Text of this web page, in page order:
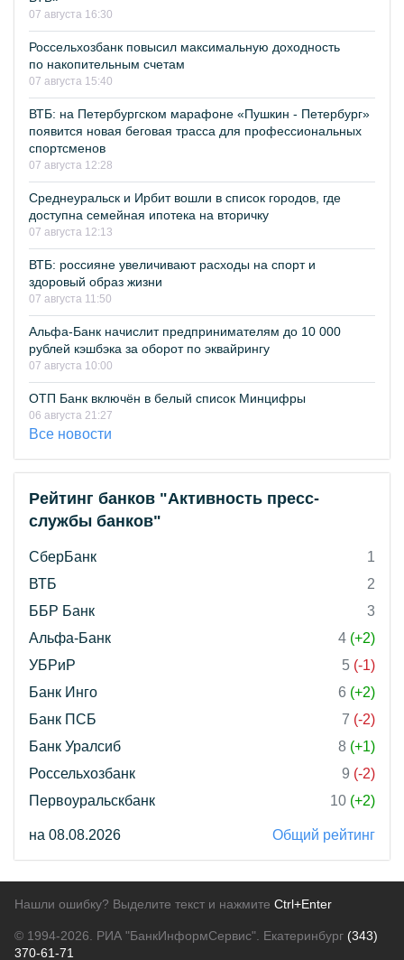
07 августа 16:30
Россельхозбанк повысил максимальную доходность
по накопительным счетам
07 августа 15:40
ВТБ: на Петербургском марафоне «Пушкин - Петербург»
появится новая беговая трасса для профессиональных
спортсменов
07 августа 12:28
Среднеуральск и Ирбит вошли в список городов, где
доступна семейная ипотека на вторичку
07 августа 12:13
ВТБ: россияне увеличивают расходы на спорт и
здоровый образ жизни
07 августа 11:50
Альфа-Банк начислит предпринимателям до 10 000
рублей кэшбэка за оборот по эквайрингу
07 августа 10:00
ОТП Банк включён в белый список Минцифры
06 августа 21:27
Все новости
Рейтинг банков "Активность пресс-
службы банков"
СберБанк
1
ВТБ
2
ББР Банк
3
Альфа-Банк
4 (+2)
УБРиР
5 (-1)
Банк Инго
6 (+2)
Банк ПСБ
7 (-2)
Банк Уралсиб
8 (+1)
Россельхозбанк
9 (-2)
Первоуральскбанк
10 (+2)
на 08.08.2026 Общий рейтинг
Нашли ошибку? Выделите текст и нажмите Ctrl+Enter
© 1994-2026. РИА "БанкИнформСервис". Екатеринбург (343)
370-61-71